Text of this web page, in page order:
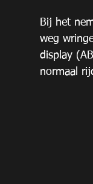
Bij het
weg
display
normaal